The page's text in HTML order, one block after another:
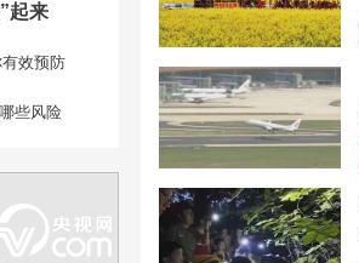
起来
效预防
些风险